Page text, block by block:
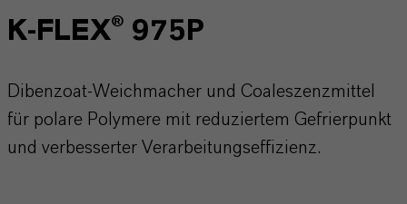
K-FLEX® 975P
Dibenzoat-Weichmacher und Coaleszenzmittel
für polare Polymere mit reduziertem Gefrierpunkt
und verbesserter Verarbeitungseffizienz.